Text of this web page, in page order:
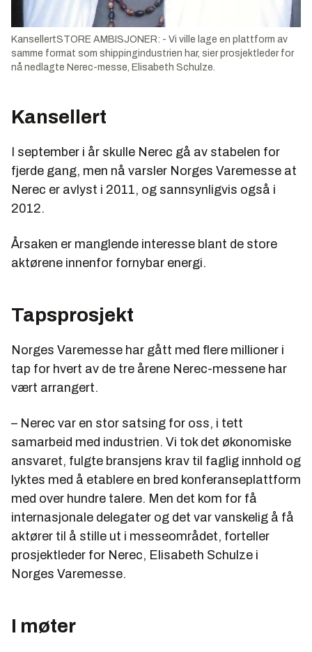
KansellertSTORE AMBISJONER: - Vi ville lage en plattform av
samme format som shippingindustrien har, sier prosjektleder for
nå nedlagte Nerec-messe, Elisabeth Schulze.
Kansellert
I september i år skulle Nerec gå av stabelen for
fjerde gang, men nå varsler Norges Varemesse at
Nerec er avlyst i 2011, og sannsynligvis også i
2012.
Årsaken er manglende interesse blant de store
aktørene innenfor fornybar energi.
Tapsprosjekt
Norges Varemesse har gått med flere millioner i
tap for hvert av de tre årene Nerec-messene har
vært arrangert.
– Nerec var en stor satsing for oss, i tett
samarbeid med industrien. Vi tok det økonomiske
ansvaret, fulgte bransjens krav til faglig innhold og
lyktes med å etablere en bred konferanseplattform
med over hundre talere. Men det kom for få
internasjonale delegater og det var vanskelig å få
aktører til å stille ut i messeområdet, forteller
prosjektleder for Nerec, Elisabeth Schulze i
Norges Varemesse.
I møter